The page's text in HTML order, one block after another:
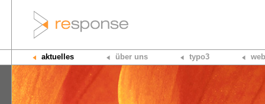
aktuelles über uns typo3